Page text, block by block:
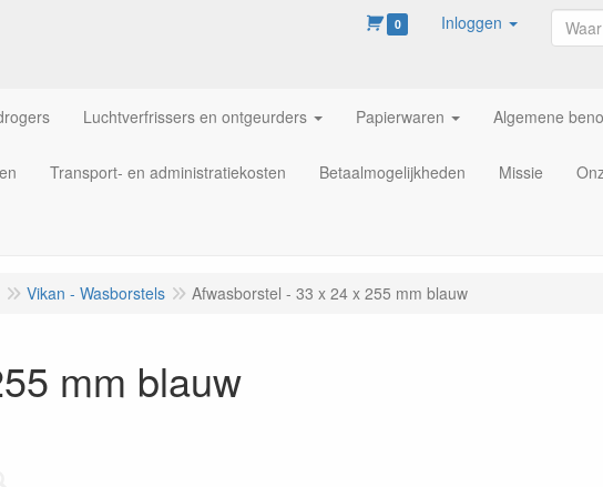
0 Inloggen
Luchtverfrissers en ontgeurders Papierwaren Algemene
Transport- en administratiekosten Betaalmogelijkheden Missie
Vikan - Wasborstels Afwasborstel - 33 x 24 x 255 mm blauw
mm blauw